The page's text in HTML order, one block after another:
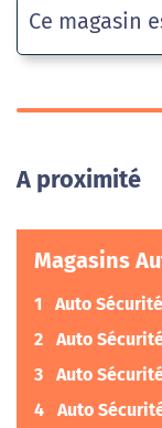
Ce magasin
A proximité
Magasins
1 Auto Sécurité
2 Auto
3 Auto
4 Auto